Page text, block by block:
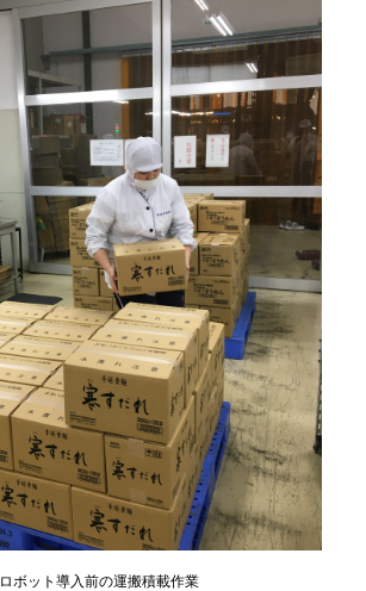
ロボット導入前の運搬積載作業